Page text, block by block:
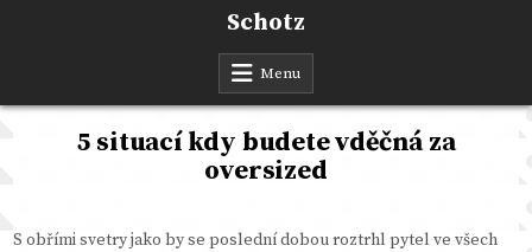
Schotz
Menu
5 situací kdy budete vděčná za
oversized
S obřími svetry jako by se poslední dobou roztrhl pytel ve všech